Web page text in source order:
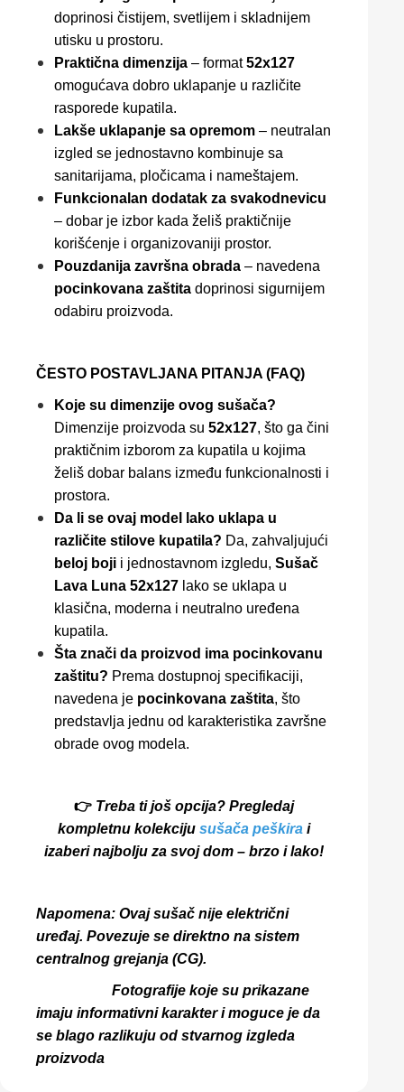
doprinosi čistijem, svetlijem i skladnijem
utisku u prostoru.
Praktična dimenzija – format52x127
omogućava dobro uklapanje u različite
rasporede kupatila.
Lakše uklapanje sa opremom – neutralan
izgled se jednostavno kombinuje sa
sanitarijama, pločicama i nameštajem.
Funkcionalan dodatak za svakodnevicu
– dobar je izbor kada želiš praktičnije
korišćenje i organizovaniji prostor.
Pouzdanija završna obrada – navedena
pocinkovana zaštita doprinosi sigurnijem
odabiru proizvoda.
ČESTO POSTAVLJANA PITANJA (FAQ)
Koje su dimenzije ovog sušača?
Dimenzije proizvoda su 52x127, što ga čini
praktičnim izborom za kupatila u kojima
želiš dobar balans između funkcionalnosti i
prostora.
Da li se ovaj model lako uklapa u
različite stilove kupatila? Da, zahvaljujući
beloj boji i jednostavnom izgledu, Sušač
Lava Luna 52x127 lako se uklapa u
klasična, moderna i neutralno uređena
kupatila.
Šta znači da proizvod ima pocinkovanu
zaštitu? Prema dostupnoj specifikaciji,
navedena je pocinkovana zaštita, što
predstavlja jednu od karakteristika završne
obrade ovog modela.
👉 Treba ti još opcija? Pregledaj
kompletnu kolekciju sušača peškira i
izaberi najbolju za svoj dom – brzo i lako!
Napomena: Ovaj sušač nije električni
uređaj. Povezuje se direktno na sistem
centralnog grejanja (CG).
Fotografije koje su prikazane
imaju informativni karakter i moguce je da
se blago razlikuju od stvarnog izgleda
proizvoda